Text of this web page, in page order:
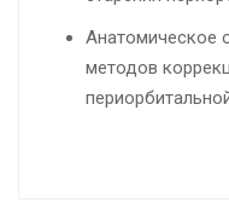
Анатомическое
методов